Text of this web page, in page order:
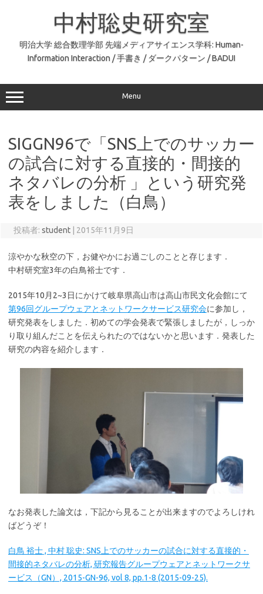
中村聡史研究室
明治大学 総合数理学部 先端メディアサイエンス学科: Human-
Information Interaction / 手書き / ダークパターン / BADUI
Menu
SIGGN96で「SNS上でのサッカー
の試合に対する直接的・間接的
ネタバレの分析 」という研究発
表をしました（白鳥）
投稿者: student 2015年11月9日
涼やかな秋空の下，お健やかにお過ごしのことと存じます．
中村研究室3年の白鳥裕士です．
2015年10月2~3日にかけて岐阜県高山市は高山市民文化会館にて
第96回グループウェアとネットワークサービス研究会に参加し，
研究発表をしました．初めての学会発表で緊張しましたが，しっか
り取り組んだことを伝えられたのではないかと思います．発表した
研究の内容を紹介します．
なお発表した論文は，下記から見ることが出来ますのでよろしけれ
ばどうぞ！
白鳥 裕士 , 中村 聡史: SNS上でのサッカーの試合に対する直接的・
間接的ネタバレの分析, 研究報告グループウェアとネットワークサ
ービス（GN）, 2015-GN-96, vol 8, pp.1-8 (2015-09-25).